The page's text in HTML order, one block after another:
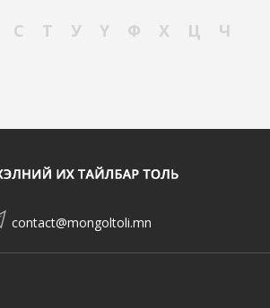
С Т У Ү Ф Х Ц
Ч
contact@mongoltoli.mn